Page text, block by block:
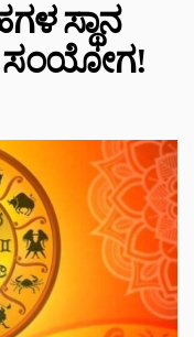
ಸ್ಥಾನ
ಸಂಯೋಗ!